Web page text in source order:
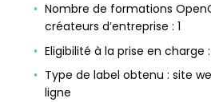
Nombre de formations
créateurs d’entreprise : 1
Eligibilité à la prise en charge
Type de label obtenu : site
ligne